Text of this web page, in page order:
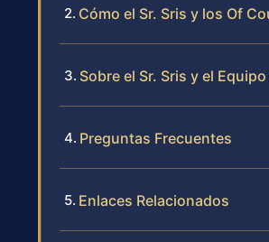
Cómo el Sr. Sris y los Of
Sobre el Sr. Sris y el
Preguntas Frecuentes
Enlaces Relacionados